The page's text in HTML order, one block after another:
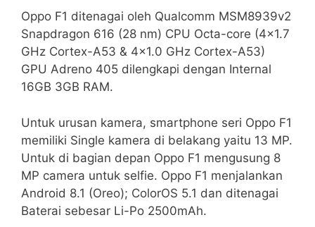
Oppo F1 ditenagai oleh Qualcomm MSM8939v2
Snapdragon 616 (28 nm) CPU Octa-core (4×1.7
GHz Cortex-A53 & 4×1.0 GHz Cortex-A53)
GPU Adreno 405 dilengkapi dengan Internal
16GB 3GB RAM.
Untuk urusan kamera, smartphone seri Oppo F1
memiliki Single kamera di belakang yaitu 13 MP.
Untuk di bagian depan Oppo F1 mengusung 8
MP camera untuk selfie. Oppo F1 menjalankan
Android 8.1 (Oreo); ColorOS 5.1 dan ditenagai
Baterai sebesar Li-Po 2500mAh.